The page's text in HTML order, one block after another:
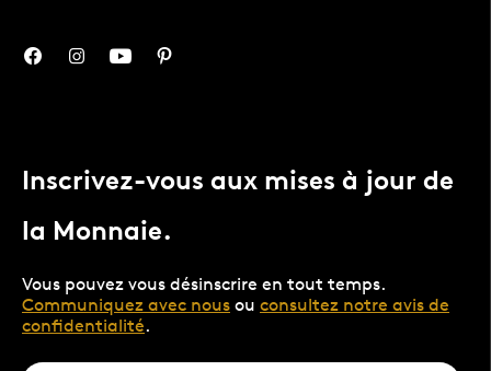
Inscrivez-vous aux mises à jour de
la Monnaie.
Vous pouvez vous désinscrire en tout temps.
Communiquez avec nous ou consultez notre avis de
confidentialité.